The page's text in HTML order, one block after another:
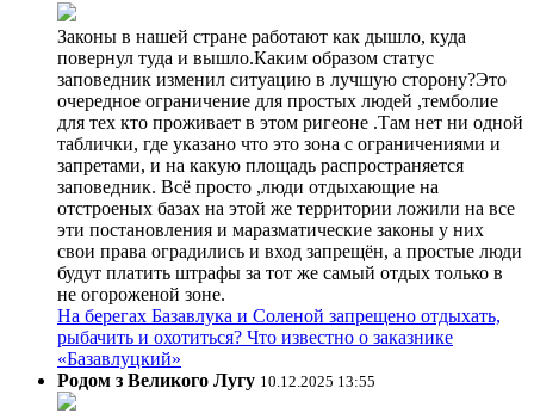
Законы в нашей стране работают как дышло, куда
повернул туда и вышло.Каким образом статус
заповедник изменил ситуацию в лучшую сторону?Это
очередное ограничение для простых людей ,темболие
для тех кто проживает в этом ригеоне .Там нет ни одной
таблички, где указано что это зона с ограничениями и
запретами, и на какую площадь распространяется
заповедник. Всё просто ,люди отдыхающие на
отстроеных базах на этой же территории ложили на все
эти постановления и маразматические законы у них
свои права оградились и вход запрещён, а простые люди
будут платить штрафы за тот же самый отдых только в
не огороженой зоне.
На берегах Базавлука и Соленой запрещено отдыхать,
рыбачить и охотиться? Что известно о заказнике
«Базавлуцкий»
Родом з Великого Лугу 10.12.2025 13:55